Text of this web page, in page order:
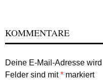
KOMMENTARE
Deine E-Mail-Adresse
Felder sind mit* markiert